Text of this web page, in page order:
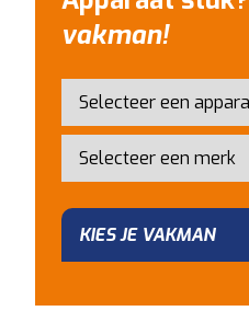
vakman!
KIES JE VAKMAN